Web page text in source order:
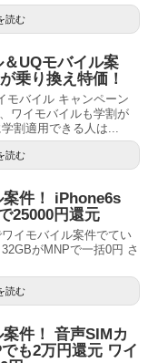
読む
UQモバイル案
乗り換え特価！
モバイル キャンペーン
ワイモバイルも学割が
割適用できる人は...
読む
案件！ iPhone6s
25000円還元
イモバイル案件でてい
がMNPで一括0円 さ
読む
件！ 音声SIMカ
も2万円還元 ワイ